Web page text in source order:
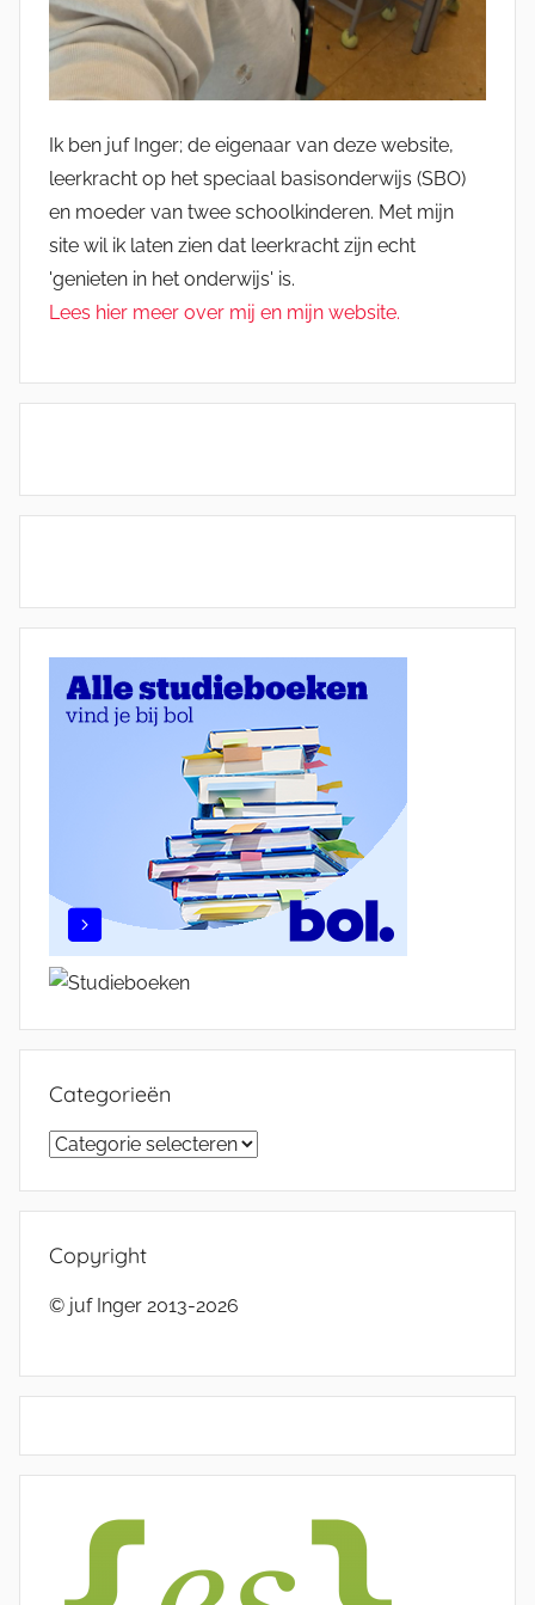
Ik ben juf Inger; de eigenaar van deze website,
leerkracht op het speciaal basisonderwijs (SBO)
en moeder van twee schoolkinderen. Met mijn
site wil ik laten zien dat leerkracht zijn echt
'genieten in het onderwijs' is.
Lees hier meer over mij en mijn website.
Categorieën
Categorieën
Copyright
© juf Inger 2013-2026